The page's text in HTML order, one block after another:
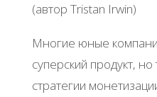
(автор Tristan Irwin)
Многие юные
суперский продукт,
стратегии